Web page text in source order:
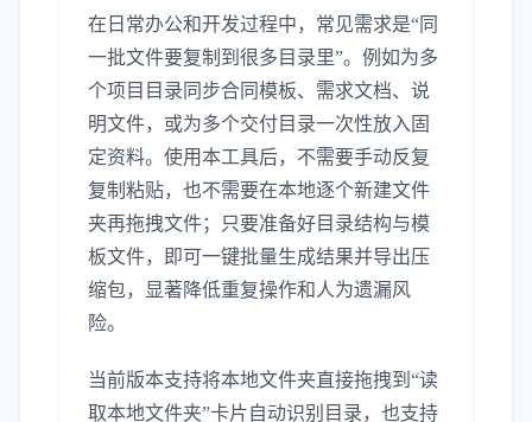
在日常办公和开发过程中，常见需求是“同
一批文件要复制到很多目录里”。例如为多
个项目目录同步合同模板、需求文档、说
明文件，或为多个交付目录一次性放入固
定资料。使用本工具后，不需要手动反复
复制粘贴，也不需要在本地逐个新建文件
夹再拖拽文件；只要准备好目录结构与模
板文件，即可一键批量生成结果并导出压
缩包，显著降低重复操作和人为遗漏风
险。
当前版本支持将本地文件夹直接拖拽到“读
取本地文件夹”卡片自动识别目录，也支持